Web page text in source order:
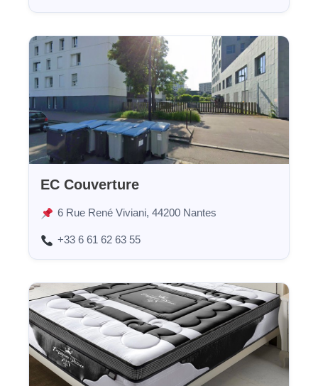
EC Couverture
6 Rue René Viviani, 44200 Nantes
+33 6 61 62 63 55